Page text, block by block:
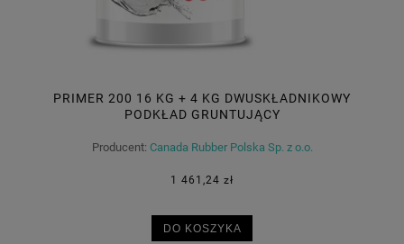
PRIMER 200 16 KG + 4 KG DWUSKŁADNIKOWY
PODKŁAD GRUNTUJĄCY
Producent: Canada Rubber Polska Sp. z o.o.
1 461,24 zł
DO KOSZYKA